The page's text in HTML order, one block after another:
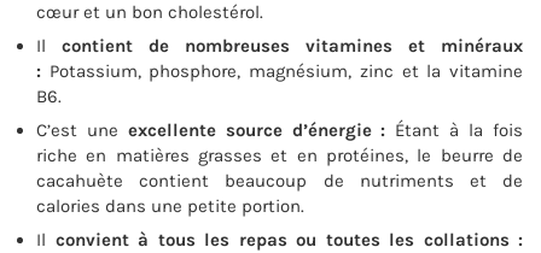
cœur et un bon cholestérol.
Il contient de nombreuses vitamines et minéraux
: Potassium, phosphore, magnésium, zinc et la vitamine
B6.
C’est une excellente source d’énergie : Étant à la fois
riche en matières grasses et en protéines, le beurre de
cacahuète contient beaucoup de nutriments et de
calories dans une petite portion.
Il convient à tous les repas ou toutes les collations :